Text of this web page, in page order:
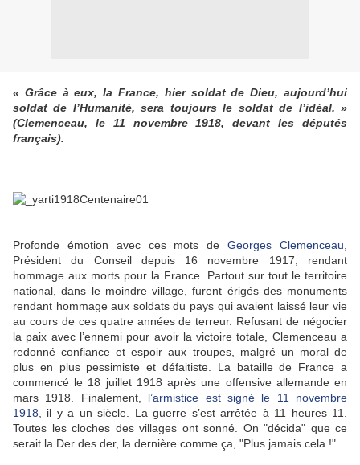
« Grâce à eux, la France, hier soldat de Dieu, aujourd’hui
soldat de l’Humanité, sera toujours le soldat de l’idéal. »
(Clemenceau, le 11 novembre 1918, devant les députés
français).
Profonde émotion avec ces mots deGeorges Clemenceau
Président du Conseil depuis 16 novembre 1917, rendant
hommage aux morts pour la France. Partout sur tout le territoire
national, dans le moindre village, furent érigés des monuments
rendant hommage aux soldats du pays qui avaient laissé leur vie
au cours de ces quatre années de terreur. Refusant de négocier
la paix avec l’ennemi pour avoir la victoire totale, Clemenceau a
redonné confiance et espoir aux troupes, malgré un moral de
plus en plus pessimiste et défaitiste. La bataille de France a
commencé le 18 juillet 1918 après une offensive allemande en
mars 1918. Finalement, l’armistice est signé le 11 novembre
1918 , il y a un siècle. La guerre s’est arrêtée à 11 heures 11.
Toutes les cloches des villages ont sonné. On "décida" que ce
serait la Der des der, la dernière comme ça, "Plus jamais cela !".